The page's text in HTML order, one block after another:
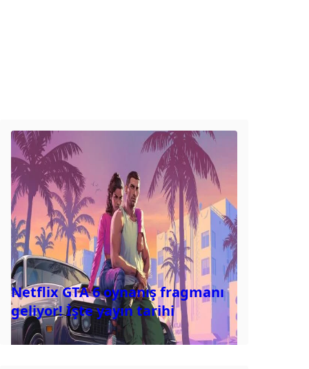
Netflix GTA 6 oynanış fragmanı
geliyor! İşte yayın tarihi